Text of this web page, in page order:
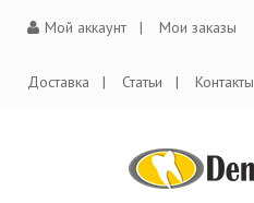
Мой аккаунт Мои заказы
Доставка Статьи Контакты